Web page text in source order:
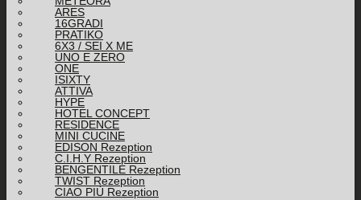
ARES
16GRADI
PRATIKO
6X3 / SEI X ME
UNO E ZERO
ONE
ISIXTY
ATTIVA
HYPE
HOTEL CONCEPT
RESIDENCE
MINI CUCINE
EDISON Rezeption
C.I.H.Y Rezeption
BENGENTILE Rezeption
TWIST Rezeption
CIAO PIÙ Rezeption